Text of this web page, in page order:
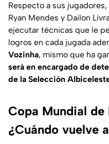
Respecto a sus
Ryan Mendes y Dailon
ejecutar técnicas que le
logros en cada jugada
Vozinha, mismo que ha
será en encargado de
de la Selección
Copa Mundial
¿Cuándo vuelve